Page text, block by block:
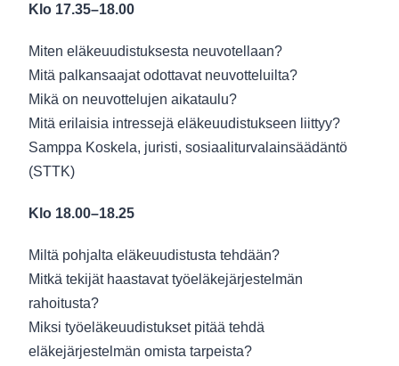
Klo 17.35–18.00
Miten eläkeuudistuksesta neuvotellaan?
Mitä palkansaajat odottavat neuvotteluilta?
Mikä on neuvottelujen aikataulu?
Mitä erilaisia intressejä eläkeuudistukseen liittyy?
Samppa Koskela, juristi, sosiaaliturvalainsäädäntö
(STTK)
Klo 18.00–18.25
Miltä pohjalta eläkeuudistusta tehdään?
Mitkä tekijät haastavat työeläkejärjestelmän
rahoitusta?
Miksi työeläkeuudistukset pitää tehdä
eläkejärjestelmän omista tarpeista?